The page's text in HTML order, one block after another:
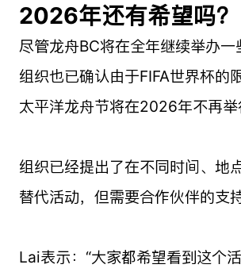
2026年还有希望吗？
尽管龙舟BC将在全年继续举办一
组织也已确认由于FIFA世界杯的
太平洋龙舟节将在2026年不再举
组织已经提出了在不同时间、地
替代活动，但需要合作伙伴的支持
Lai表示：“大家都希望看到这个